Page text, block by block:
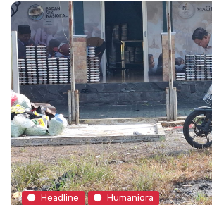
Headline Humaniora